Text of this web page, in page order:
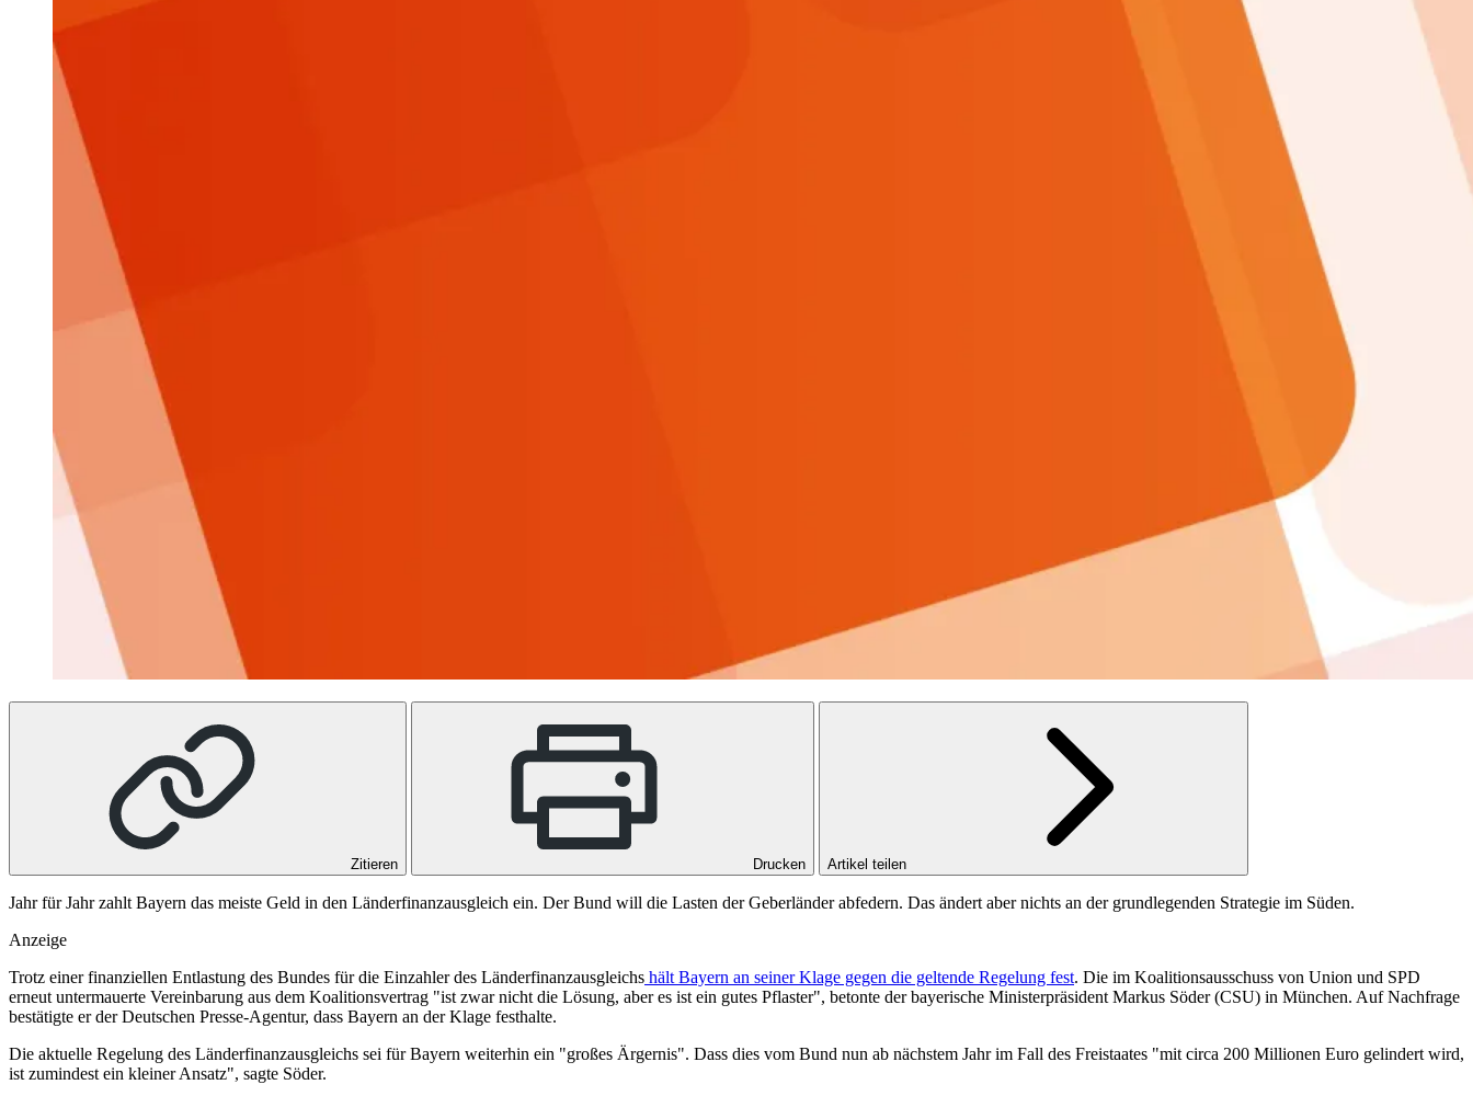
Zitieren Drucken Artikel teilen
Jahr für Jahr zahlt Bayern das meiste Geld in den Länderfinanzausgleich ein. Der Bund will die Lasten der Geberländer abfedern. Das ändert aber nichts an der grundlegenden Strategie im Süden.
Anzeige
Trotz einer finanziellen Entlastung des Bundes für die Einzahler des Länderfinanzausgleichs hält Bayern an seiner Klage gegen die geltende Regelung fest. Die im Koalitionsausschuss von Union und SPD
erneut untermauerte Vereinbarung aus dem Koalitionsvertrag "ist zwar nicht die Lösung, aber es ist ein gutes Pflaster", betonte der bayerische Ministerpräsident Markus Söder (CSU) in München. Auf Nachfrage
bestätigte er der Deutschen Presse-Agentur, dass Bayern an der Klage festhalte.
Die aktuelle Regelung des Länderfinanzausgleichs sei für Bayern weiterhin ein "großes Ärgernis". Dass dies vom Bund nun ab nächstem Jahr im Fall des Freistaates "mit circa 200 Millionen Euro gelindert wird,
ist zumindest ein kleiner Ansatz", sagte Söder.